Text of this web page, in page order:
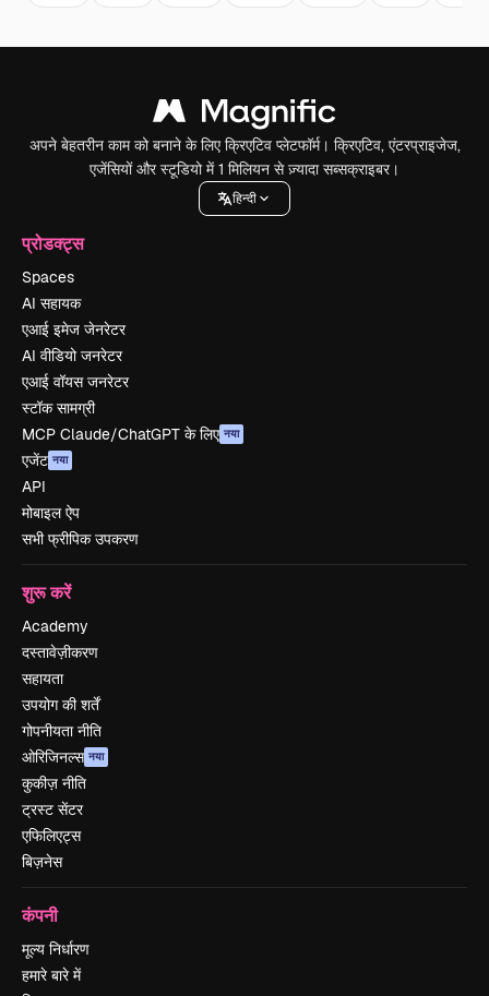
अपने बेहतरीन काम को बनाने के लिए क्रिएटिव प्लेटफॉर्म। क्रिएटिव, एंटरप्राइजेज,
एजेंसियों और स्टूडियो में 1 मिलियन से ज़्यादा सब्सक्राइबर।
हिन्दी
प्रोडक्ट्स
Spaces
AI सहायक
एआई इमेज जेनरेटर
AI वीडियो जनरेटर
एआई वॉयस जनरेटर
स्टॉक सामग्री
MCP Claude/ChatGPT के लिए नया
एजेंट नया
API
मोबाइल ऐप
सभी फ्रीपिक उपकरण
शुरू करें
Academy
दस्तावेज़ीकरण
सहायता
उपयोग की शर्तें
गोपनीयता नीति
ओरिजिनल्स नया
कुकीज़ नीति
ट्रस्ट सेंटर
एफिलिएट्स
बिज़नेस
कंपनी
मूल्य निर्धारण
हमारे बारे में